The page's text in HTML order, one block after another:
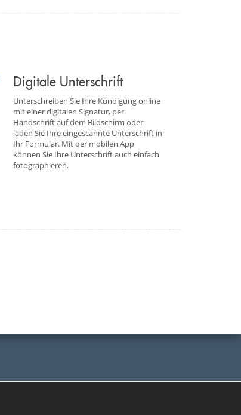
Digitale Unterschrift
Unterschreiben Sie Ihre Kündigung online
mit einer digitalen Signatur, per
Handschrift auf dem Bildschirm oder
laden Sie Ihre eingescannte Unterschrift in
Ihr Formular. Mit der mobilen App
können Sie Ihre Unterschrift auch einfach
fotographieren.